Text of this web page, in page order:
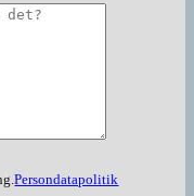
Persondatapolitik